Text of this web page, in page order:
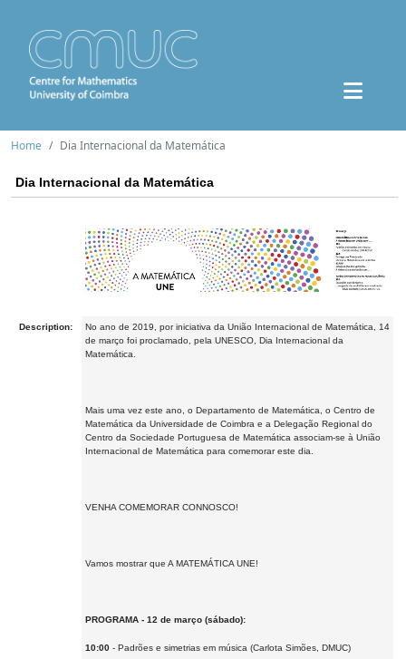
Home Dia Internacional da Matemática
Dia Internacional da Matemática
Description:
No ano de 2019, por iniciativa da União Internacional de Matemática, 14
de março foi proclamado, pela UNESCO, Dia Internacional da
Matemática.
Mais uma vez este ano, o Departamento de Matemática, o Centro de
Matemática da Universidade de Coimbra e a Delegação Regional do
Centro da Sociedade Portuguesa de Matemática associam-se à União
Internacional de Matemática para comemorar este dia.
VENHA COMEMORAR CONNOSCO!
Vamos mostrar que A MATEMÁTICA UNE!
PROGRAMA - 12 de março (sábado):
10:00 - Padrões e simetrias em música (Carlota Simões, DMUC)